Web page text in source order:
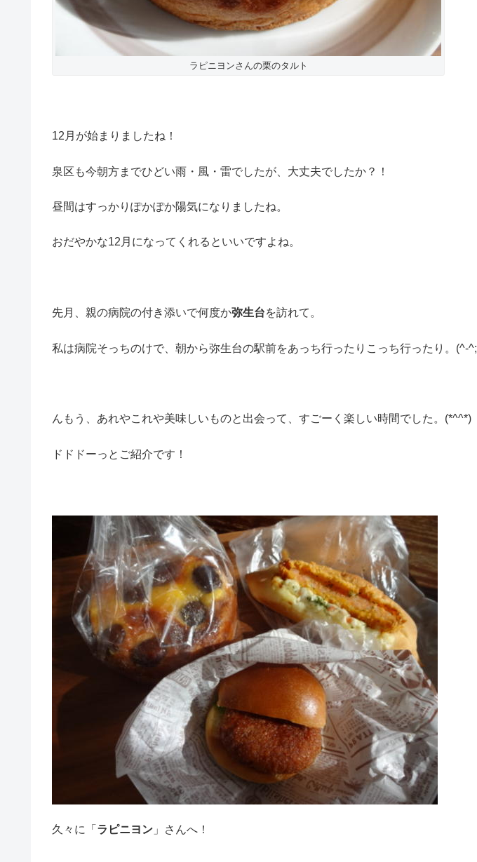
ラピニヨンさんの栗のタルト
12月が始まりましたね！
泉区も今朝方までひどい雨・風・雷でしたが、大丈夫でしたか？！
昼間はすっかりぽかぽか陽気になりましたね。
おだやかな12月になってくれるといいですよね。
先月、親の病院の付き添いで何度か弥生台を訪れて。
私は病院そっちのけで、朝から弥生台の駅前をあっち行ったりこっち行ったり。(^-^;
んもう、あれやこれや美味しいものと出会って、すごーく楽しい時間でした。(*^^*)
ドドドーっとご紹介です！
久々に「 ラピニヨン 」さんへ！